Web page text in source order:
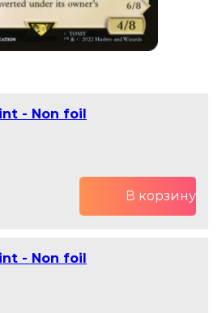
- Non foil
В корзину
- Non foil